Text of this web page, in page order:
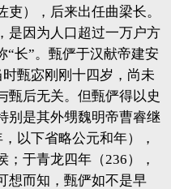
），后来出任曲梁长。
是因为人口超过一万户方
“长”。甄俨于汉献帝建安
甄宓刚刚十四岁，尚未
甄后无关。但甄俨得以史
别是其外甥魏明帝曹睿继
以下省略公元和年），
于青龙四年（236），
想而知，甄俨如不是早